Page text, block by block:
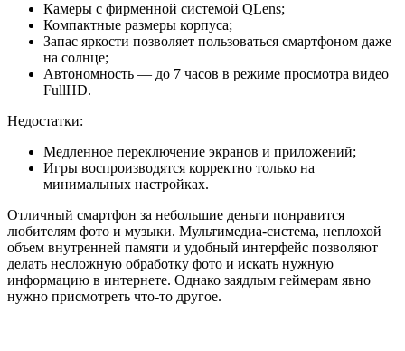
Камеры с фирменной системой QLens;
Компактные размеры корпуса;
Запас яркости позволяет пользоваться смартфоном даже
на солнце;
Автономность — до 7 часов в режиме просмотра видео
FullHD.
Недостатки:
Медленное переключение экранов и приложений;
Игры воспроизводятся корректно только на
минимальных настройках.
Отличный смартфон за небольшие деньги понравится
любителям фото и музыки. Мультимедиа-система, неплохой
объем внутренней памяти и удобный интерфейс позволяют
делать несложную обработку фото и искать нужную
информацию в интернете. Однако заядлым геймерам явно
нужно присмотреть что-то другое.